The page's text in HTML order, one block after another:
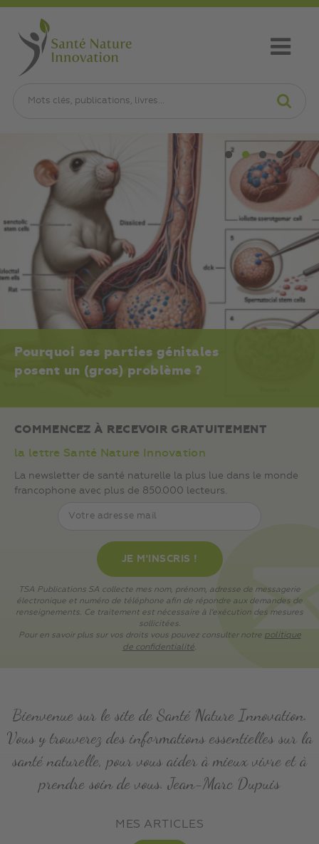
Pourquoi ses parties génitales
posent un (gros) problème ?
COMMENCEZ À RECEVOIR GRATUITEMENT
la lettre Santé Nature Innovation
La newsletter de santé naturelle la plus lue dans le monde
francophone avec plus de 850.000 lecteurs.
TSA Publications SA collecte mes nom, prénom, adresse de messagerie
électronique et numéro de téléphone afin de répondre aux demandes de
renseignements. Ce traitement est nécessaire à l’exécution des mesures
sollicitées.
Pour en savoir plus sur vos droits vous pouvez consulter notre politique
de confidentialité.
Bienvenue sur le site de Santé Nature Innovation.
Vous y trouverez des informations essentielles sur la
santé naturelle, pour vous aider à mieux vivre et à
prendre soin de vous. Jean-Marc Dupuis
MES ARTICLES